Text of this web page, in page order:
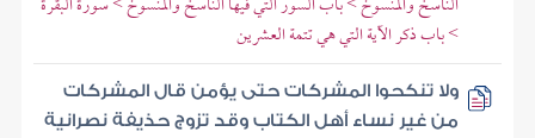
> باب ذكر الآية التي هي تتمة العشرين
ولا تنكحوا المشركات حتى يؤمن قال المشركات
من غير نساء أهل الكتاب وقد تزوج حذيفة نصرانية